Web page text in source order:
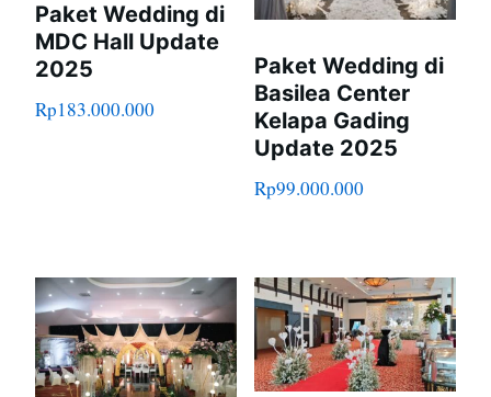
Paket Wedding di
MDC Hall Update
2025
Rp183.000.000
Paket Wedding di
Basilea Center
Kelapa Gading
Update 2025
Rp99.000.000